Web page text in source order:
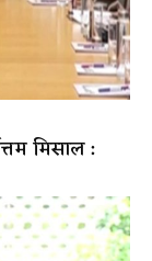
मिसाल :